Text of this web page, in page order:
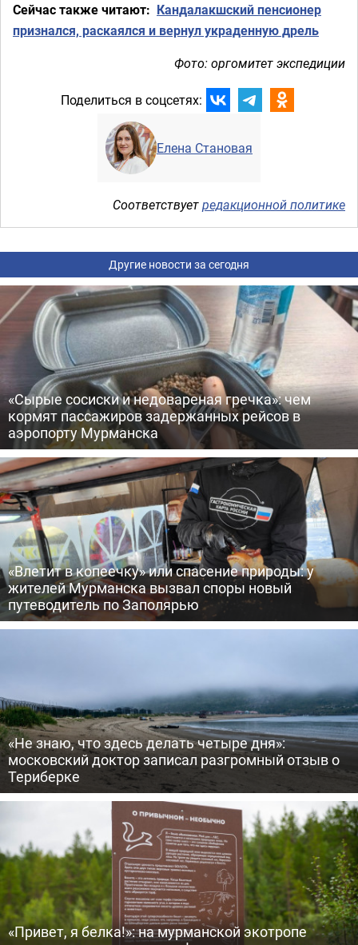
Сейчас также читают: Кандалакшский пенсионер
признался, раскаялся и вернул украденную дрель
Фото: оргомитет экспедиции
Поделиться в соцсетях:
Елена Становая
Соответствуетредакционной политике
Другие новости за сегодня
«Сырые сосиски и недовареная гречка»: чем
кормят пассажиров задержанных рейсов в
аэропорту Мурманска
«Влетит в копеечку» или спасение природы: у
жителей Мурманска вызвал споры новый
путеводитель по Заполярью
«Не знаю, что здесь делать четыре дня»:
московский доктор записал разгромный отзыв о
Териберке
«Привет, я белка!»: на мурманской экотропе